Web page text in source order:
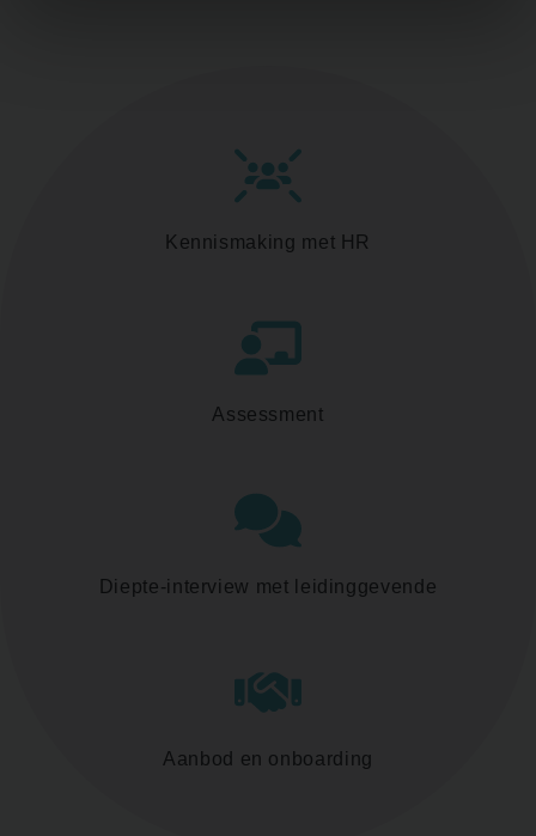
Kennismaking met HR
Assessment
Diepte-interview met leidinggevende
Aanbod en onboarding